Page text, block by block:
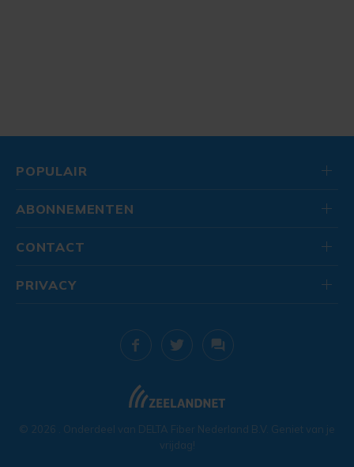
POPULAIR
ABONNEMENTEN
CONTACT
© 2026 . Onderdeel van DELTA Fiber Nederland B.V. Geniet van je
vrijdag!
PRIVACY